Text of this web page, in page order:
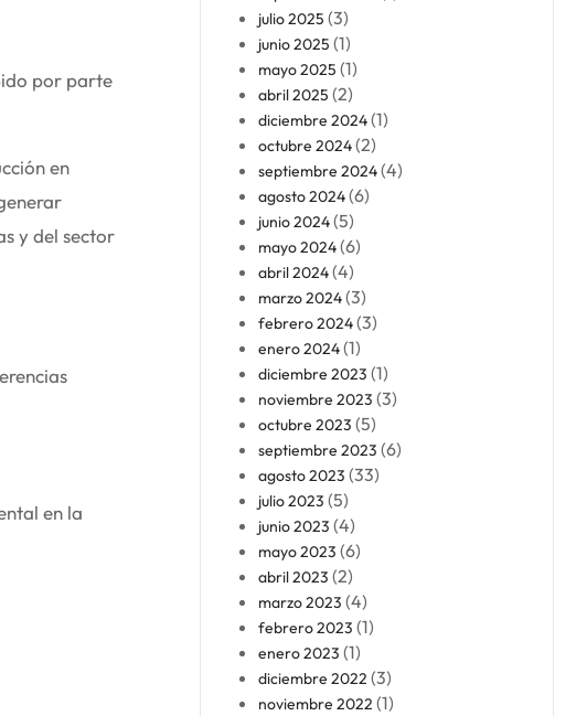
por parte
en
y del sector
en la
julio 2025 (3)
junio 2025 (1)
mayo 2025 (1)
abril 2025 (2)
diciembre 2024(1)
octubre 2024(2)
septiembre 2024(4)
agosto 2024(6)
junio 2024(5)
mayo 2024(6)
abril 2024(4)
marzo 2024(3)
febrero 2024(3)
enero 2024(1)
diciembre 2023 (1)
noviembre 2023 (3)
octubre 2023 (5)
septiembre 2023 (6)
agosto 2023 (33)
julio 2023 (5)
junio 2023 (4)
mayo 2023 (6)
abril 2023 (2)
marzo 2023 (4)
febrero 2023 (1)
enero 2023 (1)
diciembre 2022 (3)
noviembre 2022 (1)